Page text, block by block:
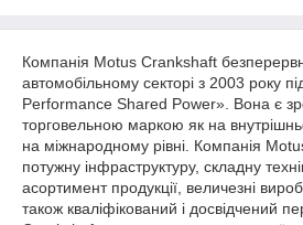
Компанія Motus Crankshaft
автомобільному секторі з 2003 року
Performance Shared Power». Вона є
торговельною маркою як на
на міжнародному рівні. Компанія
потужну інфраструктуру, складну
асортимент продукції, величезні
також кваліфікований і досвідчений